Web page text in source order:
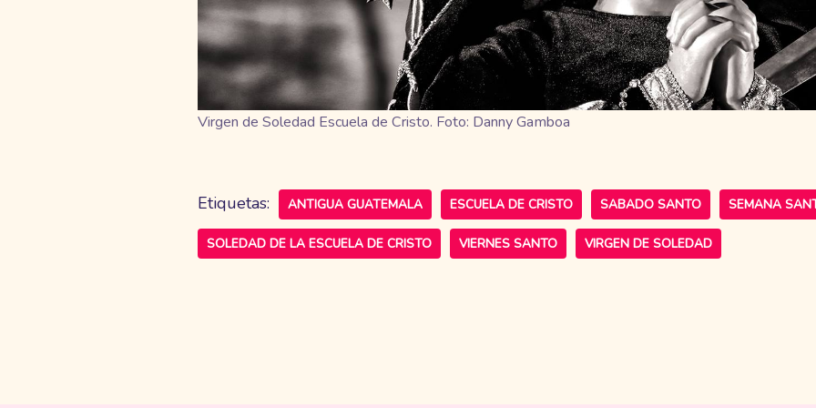
Virgen de Soledad Escuela de Cristo. Foto: Danny Gamboa
Etiquetas: ANTIGUA GUATEMALA ESCUELA DE CRISTO SABADO SANTO SEMANA
SOLEDAD DE LA ESCUELA DE CRISTO VIERNES SANTO VIRGEN DE SOLEDAD